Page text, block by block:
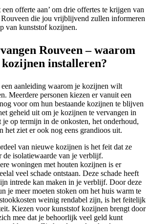
offerte aan’ om drie offertes te krijgen van
die jou vrijblijvend zullen informeren
van kunststof kozijnen.
Rouveen – waarom
installeren?
een aanleiding waarom je kozijnen wilt
Meerdere personen kiezen er vanuit een
voor om hun bestaande kozijnen te blijven
geheid uit om je kozijnen te vervangen in
je op termijn in de onkosten, het onderhoud,
het ziet er ook nog eens grandioos uit.
van nieuwe kozijnen is het feit dat ze
isolatiewaarde van je verblijf.
woningen met houten kozijnen is er
veel schade ontstaan. Deze schade heeft
intrede kan maken in je verblijf. Door deze
je meer moeten stoken om het huis warm te
weinig rendabel zijn, is het feitelijk
Kiezen voor kunststof kozijnen brengt door
mee dat je behoorlijk veel geld kunt